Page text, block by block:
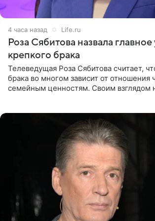
4 часа назад Life.ru
Роза Сябитова назвала
крепкого брака
Телеведущая Роза Сябитова считает,
брака во многом зависит от отношения
семейным ценностям. Своим взглядом